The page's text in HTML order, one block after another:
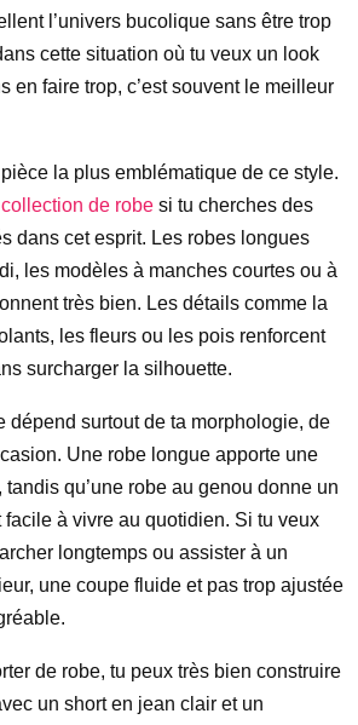
l’univers bucolique sans être trop
cette situation où tu veux un look
en faire trop, c’est souvent le meilleur
la plus emblématique de ce style.
de robe si tu cherches des
dans cet esprit. Les robes longues
les modèles à manches courtes ou à
très bien. Les détails comme la
les fleurs ou les pois renforcent
surcharger la silhouette.
dépend surtout de ta morphologie, de
Une robe longue apporte une
qu’une robe au genou donne un
à vivre au quotidien. Si tu veux
longtemps ou assister à un
une coupe fluide et pas trop ajustée
de robe, tu peux très bien construire
un short en jean clair et un